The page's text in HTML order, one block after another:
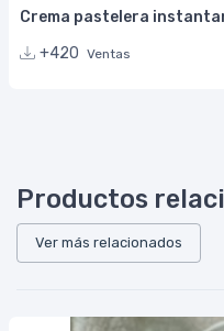
Crema pastelera
+420 Ventas
Productos
Ver más relacionados